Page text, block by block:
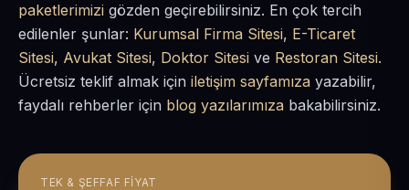
paketlerimizi gözden geçirebilirsiniz. En çok tercih
edilenler şunlar: Kurumsal Firma Sitesi, E-Ticaret
Sitesi, Avukat Sitesi, Doktor Sitesi ve Restoran Sitesi.
Ücretsiz teklif almak için iletişim sayfamıza yazabilir,
faydalı rehberler için blog yazılarımıza bakabilirsiniz.
TEK & ŞEFFAF FIYAT